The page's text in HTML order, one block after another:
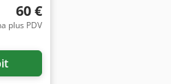
60 €
plus PDV